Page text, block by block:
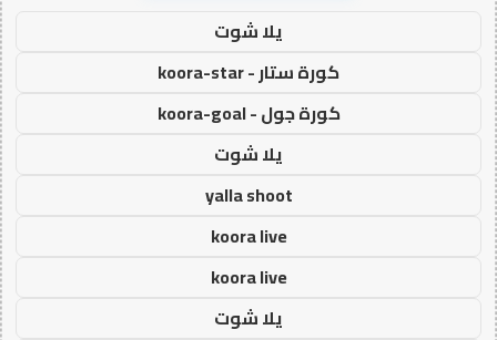
يلا شوت
كورة ستار - koora-star
كورة جول - koora-goal
يلا شوت
yalla shoot
koora live
koora live
يلا شوت